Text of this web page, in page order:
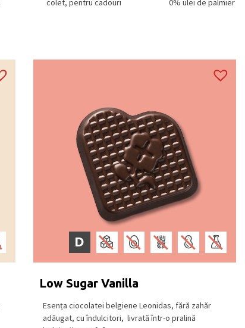
colet, pentru cadouri
0% ulei de palmier
D
Low Sugar Vanilla
Esența ciocolatei belgiene Leonidas, fără zahăr
adăugat, cu îndulcitori, livrată într-o pralină